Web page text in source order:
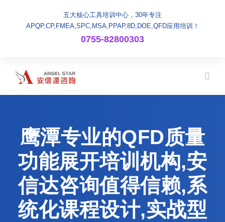
五大核心工具培训中心，30年专注
APQP,CP,FMEA,SPC,MSA,PPAP,8D,DOE,QFD应用培训！
0755-82800303
鹰潭专业的QFD质量
功能展开培训机构,安
信达咨询值得信赖,系
统化课程设计,实战型